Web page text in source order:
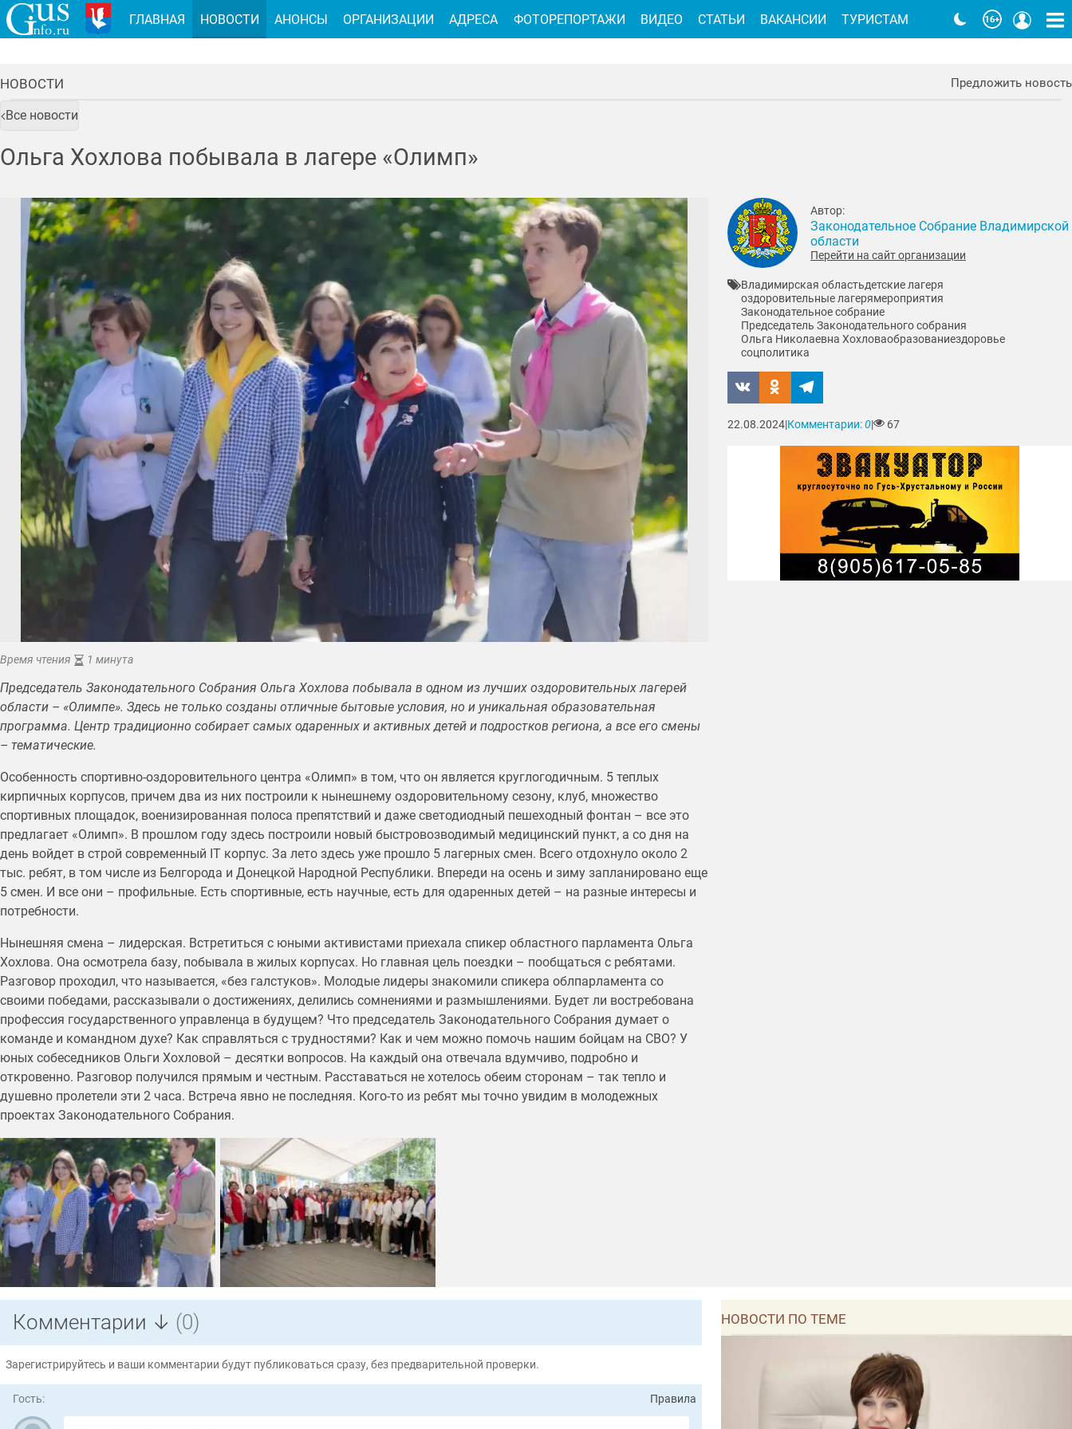
НОВОСТИ Предложить новость
Все новости
Ольга Хохлова побывала в лагере «Олимп»
Время чтения 1 минута
Председатель Законодательного Собрания Ольга Хохлова побывала в одном из лучших оздоровительных лагерей
области – «Олимпе». Здесь не только созданы отличные бытовые условия, но и уникальная образовательная
программа. Центр традиционно собирает самых одаренных и активных детей и подростков региона, а все его смены
– тематические.
Особенность спортивно-оздоровительного центра «Олимп» в том, что он является круглогодичным. 5 теплых
кирпичных корпусов, причем два из них построили к нынешнему оздоровительному сезону, клуб, множество
спортивных площадок, военизированная полоса препятствий и даже светодиодный пешеходный фонтан – все это
предлагает «Олимп». В прошлом году здесь построили новый быстровозводимый медицинский пункт, а со дня на
день войдет в строй современный IT корпус. За лето здесь уже прошло 5 лагерных смен. Всего отдохнуло около 2
тыс. ребят, в том числе из Белгорода и Донецкой Народной Республики. Впереди на осень и зиму запланировано еще
5 смен. И все они – профильные. Есть спортивные, есть научные, есть для одаренных детей – на разные интересы и
потребности.
Нынешняя смена – лидерская. Встретиться с юными активистами приехала спикер областного парламента Ольга
Хохлова. Она осмотрела базу, побывала в жилых корпусах. Но главная цель поездки – пообщаться с ребятами.
Разговор проходил, что называется, «без галстуков». Молодые лидеры знакомили спикера облпарламента со
своими победами, рассказывали о достижениях, делились сомнениями и размышлениями. Будет ли востребована
профессия государственного управленца в будущем? Что председатель Законодательного Собрания думает о
команде и командном духе? Как справляться с трудностями? Как и чем можно помочь нашим бойцам на СВО? У
юных собеседников Ольги Хохловой – десятки вопросов. На каждый она отвечала вдумчиво, подробно и
откровенно. Разговор получился прямым и честным. Расставаться не хотелось обеим сторонам – так тепло и
душевно пролетели эти 2 часа. Встреча явно не последняя. Кого-то из ребят мы точно увидим в молодежных
проектах Законодательного Собрания.
Автор:
Законодательное Собрание Владимирской
области
Перейти на сайт организации
Владимирская областьдетские лагеря
оздоровительные лагерямероприятия
Законодательное собрание
Председатель Законодательного собрания
Ольга Николаевна Хохловаобразованиездоровье
соцполитика
22.08.2024|Комментарии:0| 67
Комментарии ↓ (0)
Зарегистрируйтесь и ваши комментарии будут публиковаться сразу, без предварительной проверки.
Гость: Правила
НОВОСТИ ПО ТЕМЕ
ГЛАВНАЯ НОВОСТИ АНОНСЫ ОРГАНИЗАЦИИ АДРЕСА ФОТОРЕПОРТАЖИ ВИДЕО СТАТЬИ ВАКАНСИИ ТУРИСТАМ